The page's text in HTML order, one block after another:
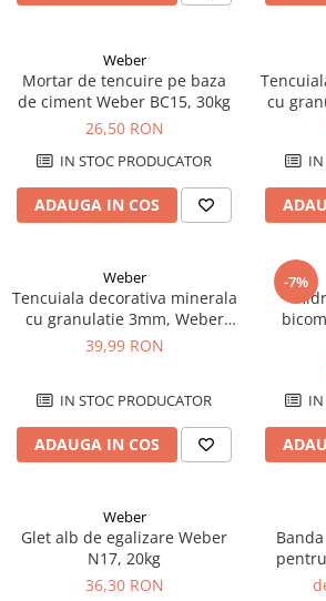
Weber
Mortar de tencuire pe baza
de ciment Weber BC15, 30kg
26,50 RON
IN STOC PRODUCATOR
ADAUGA IN COS
cu
IN
Weber
Tencuiala decorativa minerala
cu granulatie 3mm, Weber
MIN100 R3, 20kg
39,99 RON
IN STOC PRODUCATOR
ADAUGA IN COS
-7%
IN
Weber
Glet alb de egalizare Weber
N17, 20kg
36,30 RON
dintre